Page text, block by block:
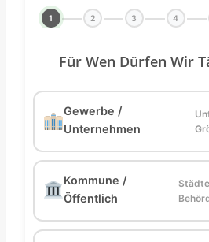
1 2 3 4
Für Wen Dürfen Wir
Gewerbe /
Unternehmen
Kommune /
Öffentlich